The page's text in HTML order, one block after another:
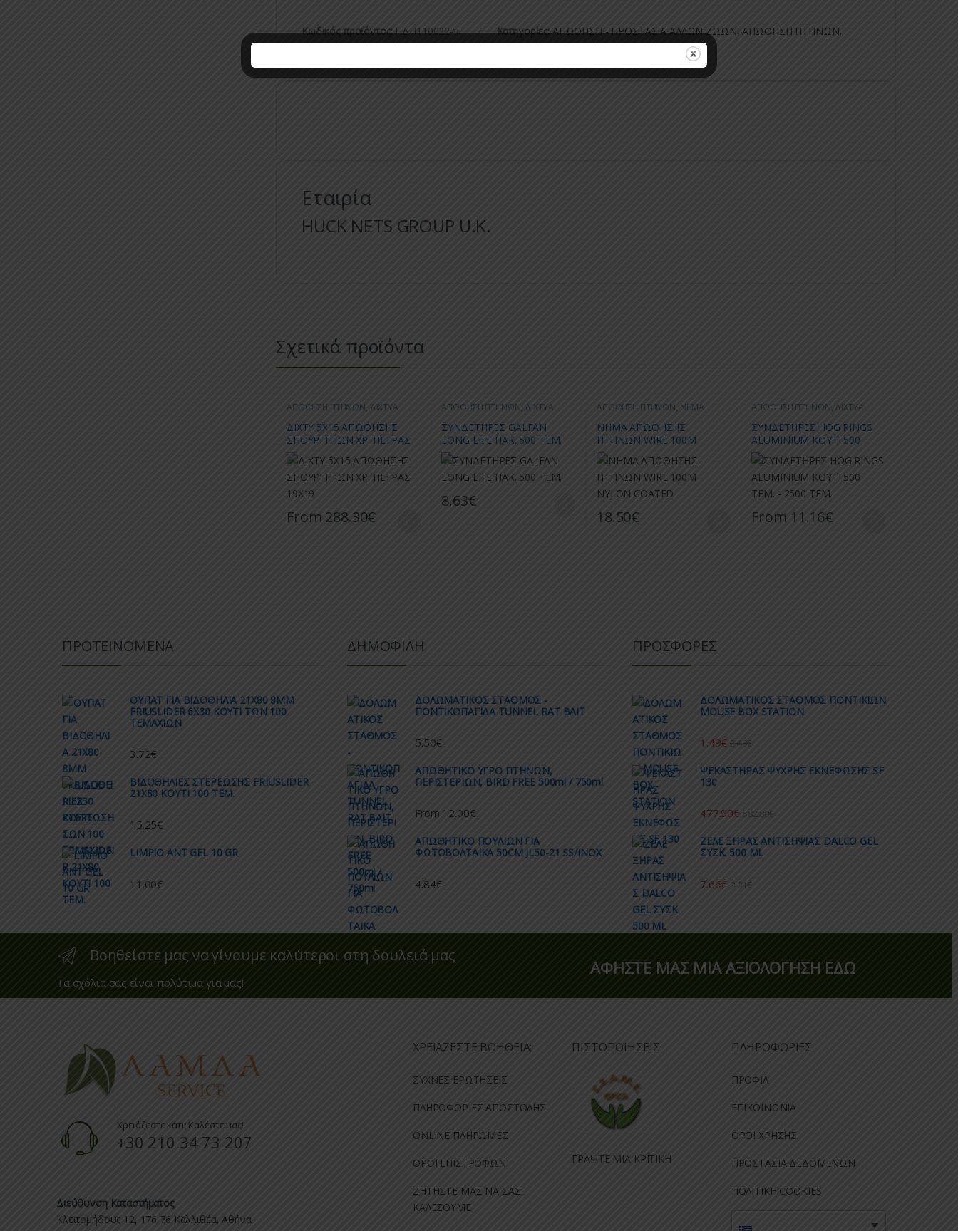
Κωδικός προϊόντος:ΠΔΠ110022-ν Κατηγορίες:ΑΠΩΘΗΣΗ - ΠΡΟΣΤΑΣΙΑ ΑΛΛΩΝ ΖΩΩΝ,ΑΠΩΘΗΣΗ ΠΤΗΝΩΝ,
Εταιρία
HUCK NETS GROUP U.K.
Σχετικά προϊόντα
ΑΠΩΘΗΣΗ ΠΤΗΝΩΝ, ΔΙΧΤΥΑ
ΔΙΧΤΥ 5Χ15 ΑΠΩΘΗΣΗΣ
ΣΠΟΥΡΓΙΤΙΩΝ ΧΡ. ΠΕΤΡΑΣ
19Χ19
From 288.30€
ΑΠΩΘΗΣΗ ΠΤΗΝΩΝ, ΔΙΧΤΥΑ
ΣΥΝΔΕΤΗΡΕΣ GALFAN
LONG LIFE ΠΑΚ. 500 ΤΕΜ.
8.63€
ΑΠΩΘΗΣΗ ΠΤΗΝΩΝ, ΝΗΜΑ
ΝΗΜΑ ΑΠΩΘΗΣΗΣ
ΠΤΗΝΩΝ WIRE 100Μ
NYLON COATED
18.50€
ΑΠΩΘΗΣΗ ΠΤΗΝΩΝ, ΔΙΧΤΥΑ
ΣΥΝΔΕΤΗΡΕΣ HOG RINGS
ALUMINIUM ΚΟΥΤΙ 500
ΤΕΜ. – 2500 ΤΕΜ.
From 11.16€
ΠΡΟΤΕΙΝΟΜΕΝΑ
ΟΥΠΑΤ ΓΙΑ ΒΙΔΟΘΗΛΙΑ 21Χ80 8ΜΜ
FRIUSLIDER 6X30 ΚΟΥΤΙ ΤΩΝ 100
ΤΕΜΑΧΙΩΝ
3.72€
ΒΙΔΟΘΗΛΙΕΣ ΣΤΕΡΕΩΣΗΣ FRIUSLIDER
21X80 KOYTI 100 TEM.
15.25€
LIMPIO ANT GEL 10 GR
11.00€
ΔΗΜΟΦΙΛΗ
ΔΟΛΩΜΑΤΙΚΟΣ ΣΤΑΘΜΟΣ -
ΠΟΝΤΙΚΟΠΑΓΙΔΑ TUNNEL RAT BAIT
5.50€
AΠΩΘΗΤΙΚΟ ΥΓΡΟ ΠΤΗΝΩΝ,
ΠΕΡΙΣΤΕΡΙΩΝ, BIRD FREE 500ml / 750ml
From 12.00€
ΑΠΩΘΗΤΙΚO ΠΟΥΛΙΩΝ ΓΙΑ
ΦΩΤΟΒΟΛΤΑΙΚΑ 50CM JL50-21 SS/INOX
4.84€
ΠΡΟΣΦΟΡΕΣ
ΔΟΛΩΜΑΤΙΚΟΣ ΣΤΑΘΜΟΣ ΠΟΝΤΙΚΙΩΝ
MOUSE BOX STATION
1.49€ 2.48€
ΨΕΚΑΣΤΗΡΑΣ ΨΥΧΡΗΣ ΕΚΝΕΦΩΣΗΣ SF
130
477.90€ 582.80€
ΖΕΛΕ ΞΗΡΑΣ ΑΝΤΙΣΗΨΙΑΣ DALCO GEL
ΣΥΣΚ. 500 ML
7.66€ 9.01€
Βοηθείστε μας να γίνουμε καλύτεροι στη δουλειά μας
Τα σχόλια σας είναι πολύτιμα για μας!
ΑΦΗΣΤΕ ΜΑΣ ΜΙΑ ΑΞΙΟΛΟΓΗΣΗ ΕΔΩ
Χρειάζεστε κάτι; Καλέστε μας!
+30 210 34 73 207
Διεύθυνση Καταστήματος
Κλειτομήδους 12, 176 76 Καλλιθέα, Αθήνα
ΧΡΕΙΑΖΕΣΤΕ ΒΟΗΘΕΙΑ;
ΣΥΧΝΕΣ ΕΡΩΤΗΣΕΙΣ
ΠΛΗΡΟΦΟΡΙΕΣ ΑΠΟΣΤΟΛΗΣ
ONLINE ΠΛΗΡΩΜΕΣ
ΟΡΟΙ ΕΠΙΣΤΡΟΦΩΝ
ΖΗΤΗΣΤΕ ΜΑΣ ΝΑ ΣΑΣ
ΚΑΛΕΣΟΥΜΕ
ΠΙΣΤΟΠΟΙΗΣΕΙΣ
ΓΡΑΨΤΕ ΜΙΑ ΚΡΙΤΙΚΗ
ΠΛΗΡΟΦΟΡΙΕΣ
ΠΡΟΦΙΛ
ΕΠΙΚΟΙΝΩΝΙΑ
ΟΡΟΙ ΧΡΗΣΗΣ
ΠΡΟΣΤΑΣΙΑ ΔΕΔΟΜΕΝΩΝ
ΠΟΛΙΤΙΚΗ COOKIES